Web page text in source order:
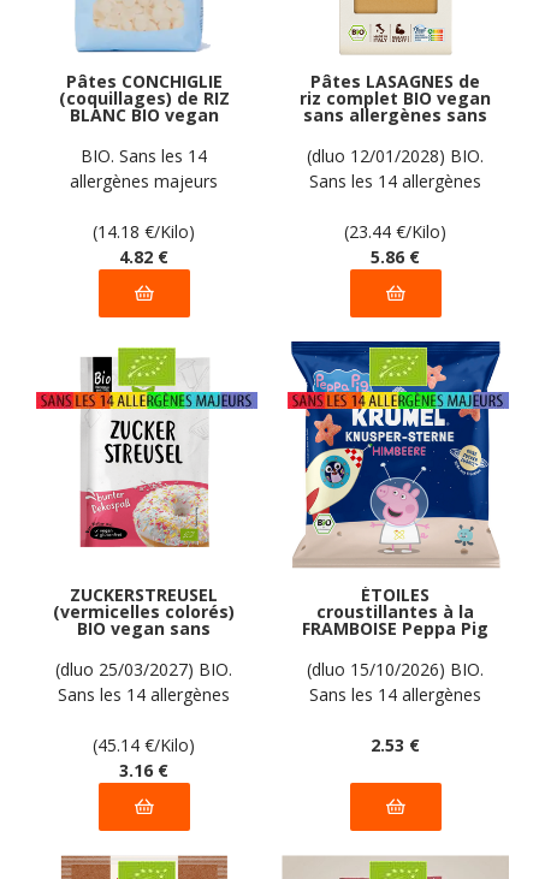
Pâtes CONCHIGLIE
(coquillages) de RIZ
BLANC BIO vegan
sans allergènes
Pasta Gustosa : 340
grammes
BIO. Sans les 14
allergènes majeurs
(14.18 €/Kilo)
4.82 €
Pâtes LASAGNES de
riz complet BIO vegan
sans allergènes sans
maïs Ppura : 250
grammes
(dluo 12/01/2028) BIO.
Sans les 14 allergènes
(23.44 €/Kilo)
5.86 €
ZUCKERSTREUSEL
(vermicelles colorés)
BIO vegan sans
allergènes AGAVA : 70
grammes
(dluo 25/03/2027) BIO.
Sans les 14 allergènes
(45.14 €/Kilo)
3.16 €
ÉTOILES
croustillantes à la
FRAMBOISE Peppa Pig
BIO vegan sans
allergènes Krümel :
20 grammes
(dluo 15/10/2026) BIO.
Sans les 14 allergènes
2.53 €